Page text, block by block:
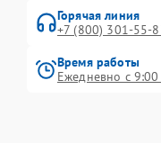
Горячая линия
+7 (800) 301-55-
Время работы
Ежедневно с